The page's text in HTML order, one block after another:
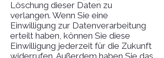
Löschung dieser Daten zu
verlangen. Wenn Sie eine
Einwilligung zur Datenverarbeitung
erteilt haben, können Sie diese
Einwilligung jederzeit für die Zukunft
widerrufen. Außerdem haben Sie das